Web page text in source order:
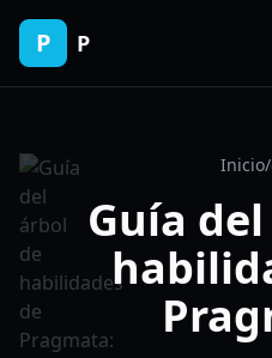
P P
Inicio/
Guía